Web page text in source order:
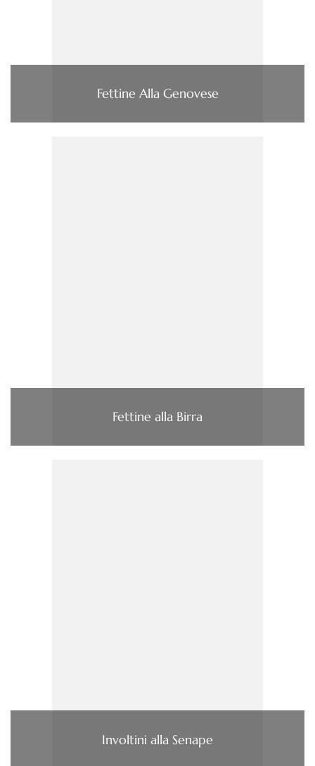
Fettine Alla Genovese
Fettine alla Birra
Involtini alla Senape